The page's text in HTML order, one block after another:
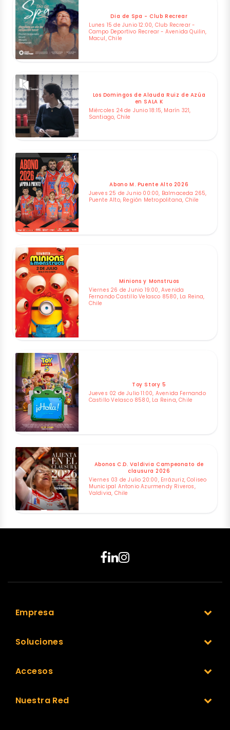
Dia de Spa - Club Recrear
Lunes 15 de Junio 12:00, Club Recrear -
Campo Deportivo Recrear - Avenida Quilin,
Macul, Chile
Los Domingos de Alauda Ruiz de Azúa
en SALA K
Miércoles 24 de Junio 18:15, Marín 321,
Santiago, Chile
Abono M. Puente Alto 2026
Jueves 25 de Junio 00:00, Balmaceda 265,
Puente Alto, Región Metropolitana, Chile
Minions y Monstruos
Viernes 26 de Junio 19:00, Avenida
Fernando Castillo Velasco 8580, La Reina,
Chile
Toy Story 5
Jueves 02 de Julio 11:00, Avenida Fernando
Castillo Velasco 8580, La Reina, Chile
Abonos C.D. Valdivia Campeonato de
clausura 2026
Viernes 03 de Julio 20:00, Errázuriz, Coliseo
Municipal Antonio Azurmendy Riveros,
Valdivia, Chile
Empresa
Soluciones
Accesos
Nuestra Red